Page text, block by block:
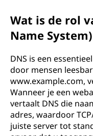
Wat is de rol
Name
DNS is een
door mensen
www.example.com,
Wanneer je een
vertaalt DNS die
adres, waardoor
juiste server tot